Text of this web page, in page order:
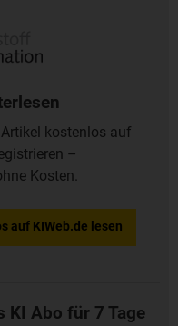
kostenlos auf
–
Kosten.
auf KIWeb.de lesen
KI Abo für 7 Tage